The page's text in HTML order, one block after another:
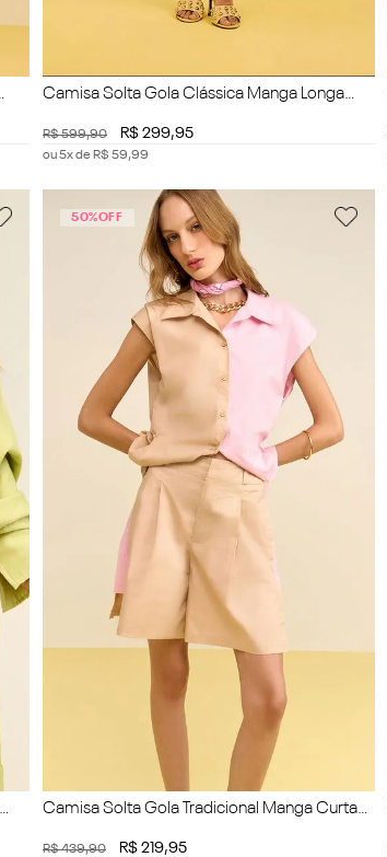
Camisa Solta Gola Clássica Manga Longa
R$599,90 R$ 299,95
ou5x de R$ 59,99
50%OFF
Camisa Solta Gola Tradicional Manga Curta
R$439,90 R$ 219,95